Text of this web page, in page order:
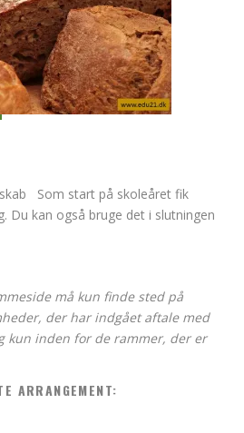
Som start på skoleåret fik
Du kan også bruge det i slutningen
må kun finde sted på
der har indgået aftale med
kun inden for de rammer, der er
ARRANGEMENT: